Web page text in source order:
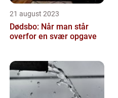
21 august 2023
Dødsbo: Når man står
overfor en svær opgave